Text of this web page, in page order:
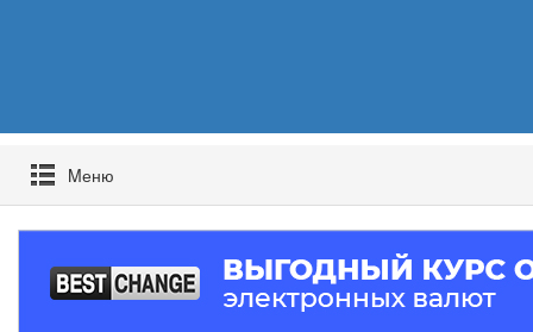
Mеню